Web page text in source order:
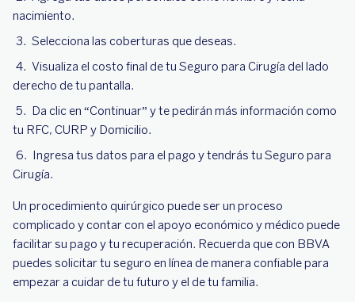
nacimiento.
Selecciona las coberturas que deseas.
Visualiza el costo final de tu Seguro para Cirugía del lado
derecho de tu pantalla.
Da clic en “Continuar” y te pedirán más información como
tu RFC, CURP y Domicilio.
Ingresa tus datos para el pago y tendrás tu Seguro para
Cirugía.
Un procedimiento quirúrgico puede ser un proceso
complicado y contar con el apoyo económico y médico puede
facilitar su pago y tu recuperación. Recuerda que con BBVA
puedes solicitar tu seguro en línea de manera confiable para
empezar a cuidar de tu futuro y el de tu familia.